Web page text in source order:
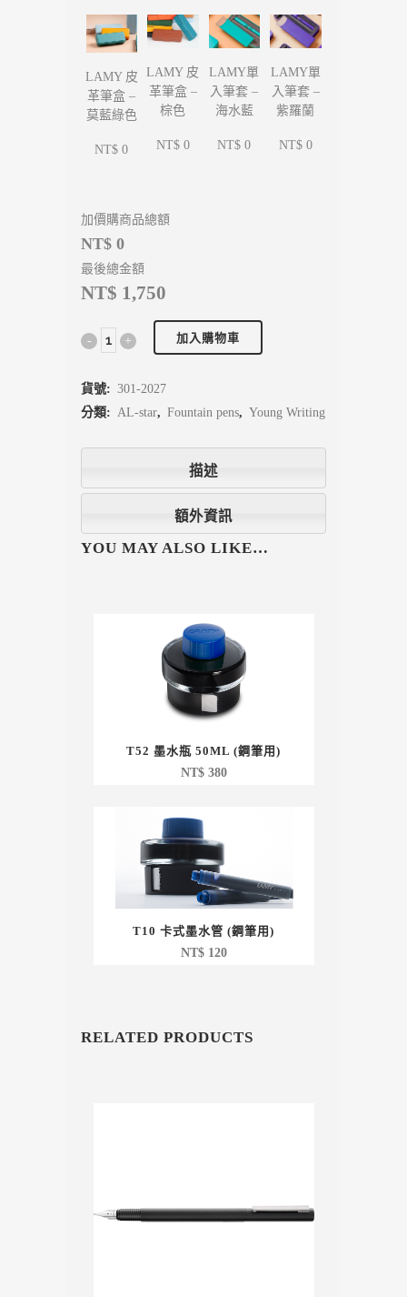
LAMY 皮
革筆盒 –
莫藍綠色
NT$ 0
LAMY 皮
革筆盒 –
棕色
NT$ 0
LAMY單
入筆套 –
海水藍
NT$ 0
LAMY單
入筆套 –
紫羅蘭
NT$ 0
加價購商品總額
NT$ 0
最後總金額
NT$ 1,750
加入購物車
貨號: 301-2027
分類: AL-star, Fountain pens, Young Writing
描述
額外資訊
YOU MAY ALSO LIKE…
T52 墨水瓶 50ML (鋼筆用)
NT$380
T10 卡式墨水管 (鋼筆用)
NT$120
RELATED PRODUCTS